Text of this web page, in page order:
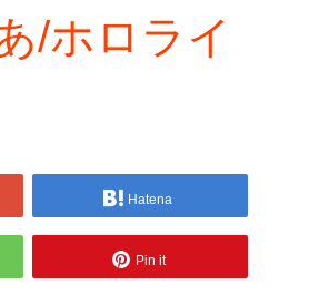
/ホロライ
Hatena
Pin it